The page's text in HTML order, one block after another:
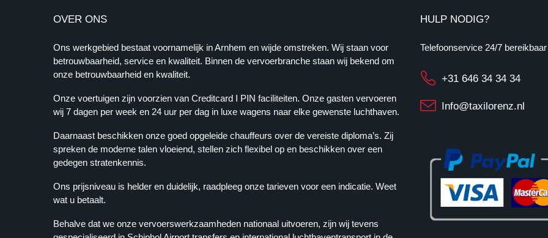
OVER ONS
Ons werkgebied bestaat voornamelijk in Arnhem en wijde omstreken. Wij staan voor
betrouwbaarheid, service en kwaliteit. Binnen de vervoerbranche staan wij bekend om
onze betrouwbaarheid en kwaliteit.
Onze voertuigen zijn voorzien van Creditcard I PIN faciliteiten. Onze gasten vervoeren
wij 7 dagen per week en 24 uur per dag in luxe wagens naar elke gewenste luchthaven.
Daarnaast beschikken onze goed opgeleide chauffeurs over de vereiste diploma’s. Zij
spreken de moderne talen vloeiend, stellen zich flexibel op en beschikken over een
gedegen stratenkennis.
Ons prijsniveau is helder en duidelijk, raadpleeg onze tarieven voor een indicatie. Weet
wat u betaalt.
Behalve dat we onze vervoerswerkzaamheden nationaal uitvoeren, zijn wij tevens
HULP NODIG?
Telefoonservice 24/7 bereikbaar
+31 646 34 34 34
Info@taxilorenz.nl